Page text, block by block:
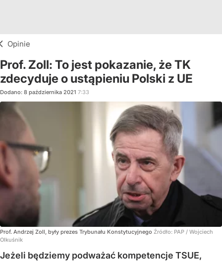
Opinie
Prof. Zoll: To jest pokazanie, że TK
zdecyduje o ustąpieniu Polski z UE
Dodano: 8 października 2021 7:33
Prof. Andrzej Zoll, były prezes Trybunału Konstytucyjnego Źródło: PAP / Wojciech
Olkuśnik
Jeżeli będziemy podważać kompetencje TSUE,